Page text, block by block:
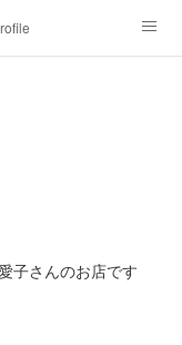
子さんのお店です